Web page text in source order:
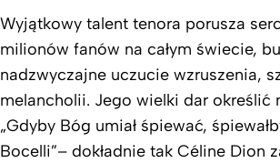
Wyjątkowy talent tenora porusza
milionów fanów na całym świecie,
nadzwyczajne uczucie wzruszenia,
melancholii. Jego wielki dar określić
„Gdyby Bóg umiał śpiewać,
Bocelli”– dokładnie tak Céline Dion